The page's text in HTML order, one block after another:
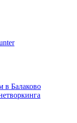
в Балаково